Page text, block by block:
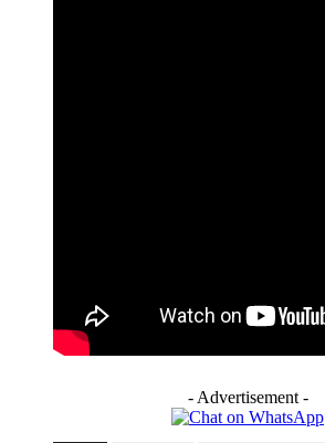
- Advertisement -